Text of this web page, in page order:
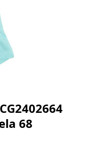
68